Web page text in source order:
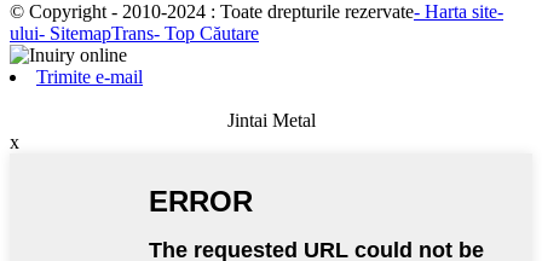
© Copyright - 2010-2024 : Toate drepturile rezervate- Harta site-
ului- SitemapTrans- Top Căutare
Trimite e-mail
Jintai Metal
x